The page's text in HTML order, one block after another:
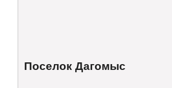
Поселок Дагомыс